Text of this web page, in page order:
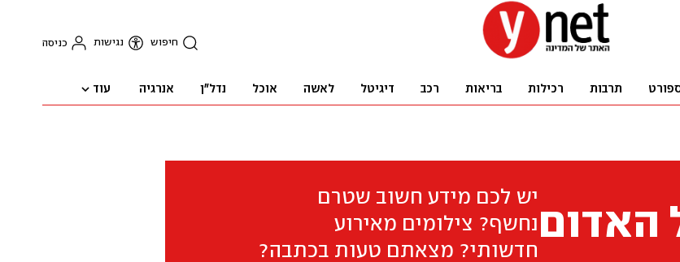
חיפוש נגישות כניסה
תרבות רכילות בריאות רכב דיגיטל לאשה אוכל נדל"ן אנרגיה עוד
האדום
יש לכם מידע חשוב שטרם
נחשף? צילומים מאירוע
חדשותי? מצאתם טעות בכתבה?